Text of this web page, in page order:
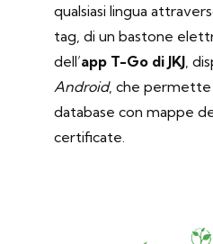
qualsiasi lingua
tag, di un bastone
dell’app T-Go di JKJ ,
Android, che permette
database con mappe
certificate.